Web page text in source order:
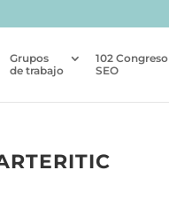
Grupos
de trabajo
102 Congreso
SEO